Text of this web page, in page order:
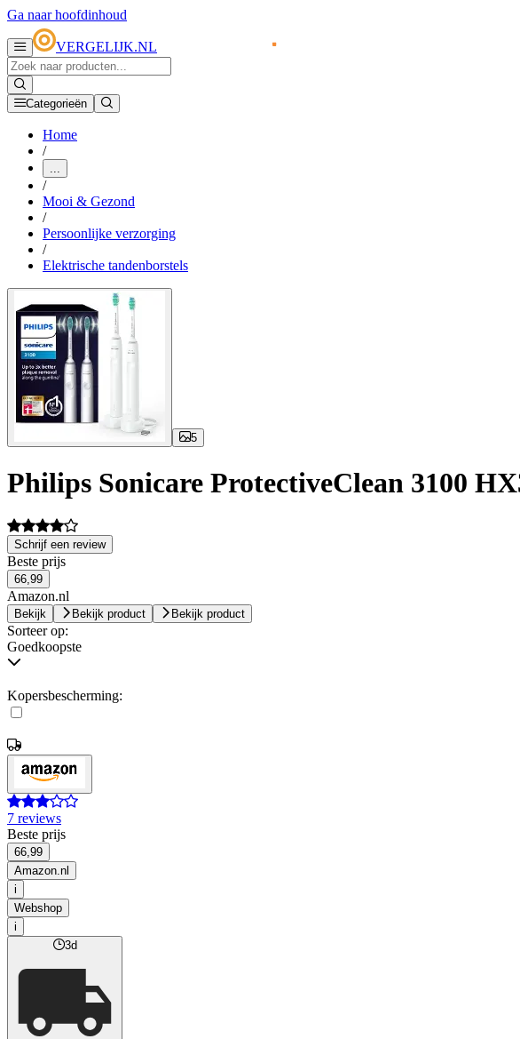
Ga naar hoofdinhoud
VERGELIJK.NL
Categorieën
Home
/
...
/
Mooi & Gezond
/
Persoonlijke verzorging
/
Elektrische tandenborstels
5
Philips Sonicare ProtectiveClean 3100
Schrijf een review
Beste prijs
66,99
Amazon.nl
Bekijk Bekijk product Bekijk product
Sorteer op:
Goedkoopste
Kopersbescherming:
7 reviews
Beste prijs
66,99
Amazon.nl
i
Webshop
i
3d